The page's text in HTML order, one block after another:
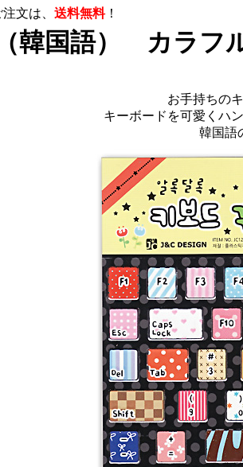
文は、 送料無料！
韓国語） カラフ
お手持ちの
キーボードを可愛くハ
韓国語